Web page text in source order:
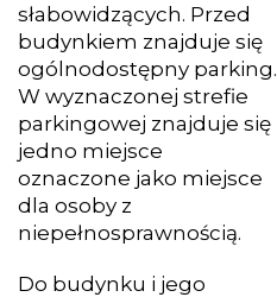
słabowidzących. Przed
budynkiem znajduje się
ogólnodostępny parking.
W wyznaczonej strefie
parkingowej znajduje się
jedno miejsce
oznaczone jako miejsce
dla osoby z
niepełnosprawnością.
Do budynku i jego